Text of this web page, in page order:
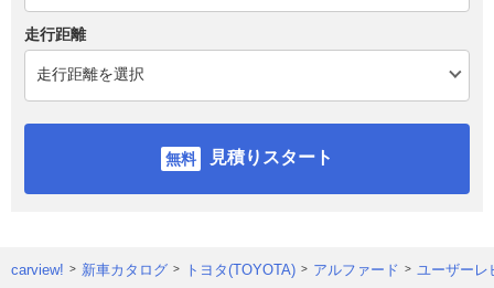
走行距離
見積りスタート
carview! 新車カタログ トヨタ(TOYOTA) アルファード ユーザーレ